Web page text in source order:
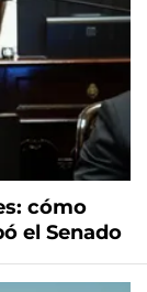
cómo
el Senado